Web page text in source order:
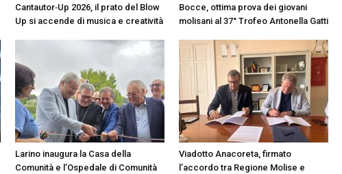
Cantautor‑Up 2026, il prato del Blow
Up si accende di musica e creatività
Bocce, ottima prova dei giovani
molisani al 37° Trofeo Antonella Gatti
Larino inaugura la Casa della
Comunità e l’Ospedale di Comunità
Viadotto Anacoreta, firmato
l’accordo tra Regione Molise e